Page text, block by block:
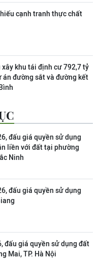
cạnh tranh thực chất
xây khu tái định cư 792,7 tỷ
án đường sắt và đường kết
đấu giá quyền sử dụng
liền với đất tại phường
Ninh
đấu giá quyền sử dụng
đấu giá quyền sử dụng đất
Mai, TP. Hà Nội